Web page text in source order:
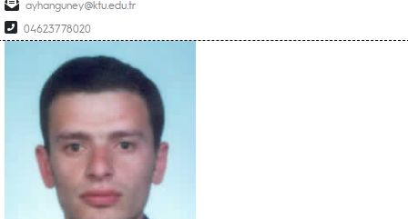
ayhanguney
04623778020